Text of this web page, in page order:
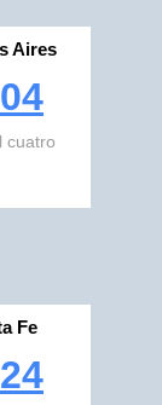
Aires
cuatro
Fe